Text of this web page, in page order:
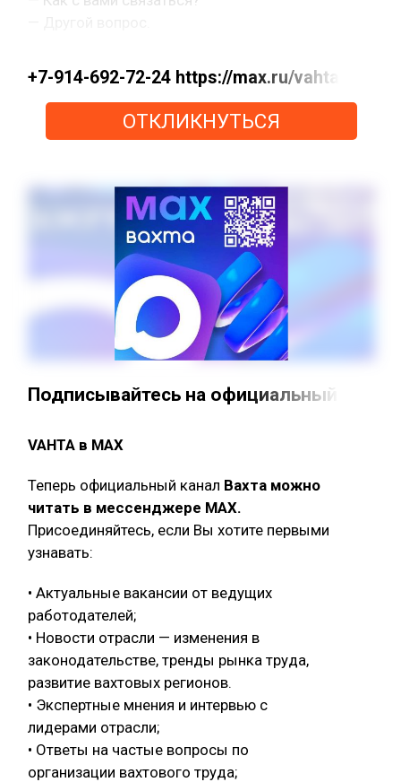
+7-914-692-72-24 https://max.ru/vahta
ОТКЛИКНУТЬСЯ
Подписывайтесь на официальный канал
VAHTA в MAX
Теперь официальный канал Вахта можно
читать в мессенджере MAX.
Присоединяйтесь, если Вы хотите первыми
узнавать:
• Актуальные вакансии от ведущих
работодателей;
• Новости отрасли — изменения в
законодательстве, тренды рынка труда,
развитие вахтовых регионов.
• Экспертные мнения и интервью с
лидерами отрасли;
• Ответы на частые вопросы по
организации вахтового труда;